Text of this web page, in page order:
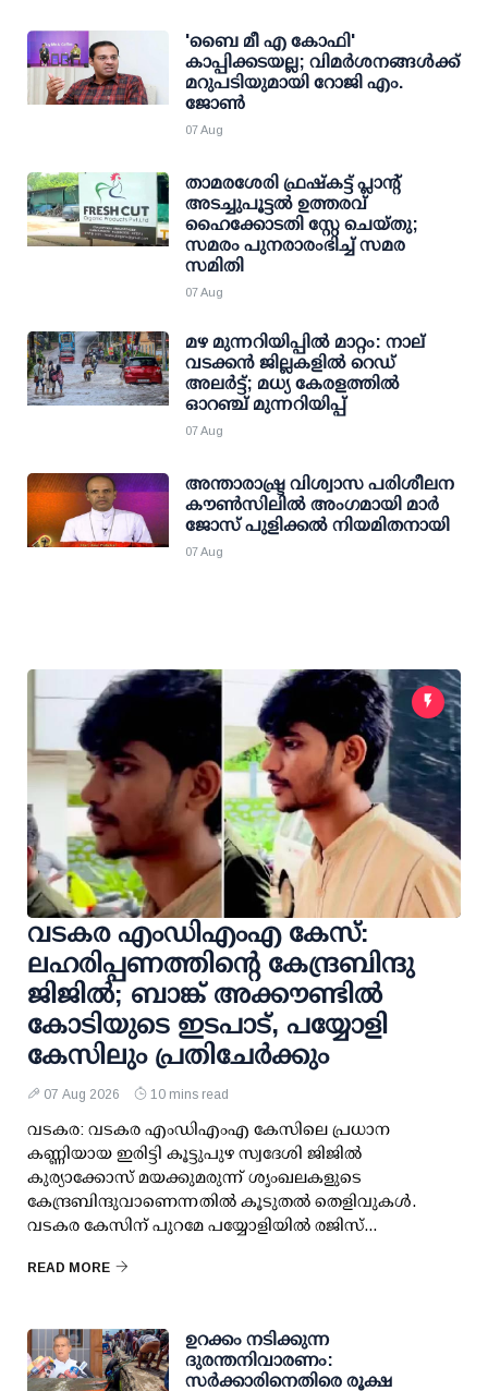
'ബൈ മീ എ കോഫി'
കാപ്പിക്കടയല്ല; വിമര്‍ശനങ്ങള്‍ക്ക്
മറുപടിയുമായി റോജി എം.
ജോണ്‍
07 Aug
താമരശേരി ഫ്രഷ്കട്ട് പ്ലാന്റ്
അടച്ചുപൂട്ടൽ ഉത്തരവ്
ഹൈക്കോടതി സ്റ്റേ ചെയ്തു;
സമരം പുനരാരംഭിച്ച് സമര
സമിതി
07 Aug
മഴ മുന്നറിയിപ്പില്‍ മാറ്റം: നാല്
വടക്കന്‍ ജില്ലകളില്‍ റെഡ്
അലര്‍ട്ട്; മധ്യ കേരളത്തില്‍
ഓറഞ്ച് മുന്നറിയിപ്പ്
07 Aug
അന്താരാഷ്ട്ര വിശ്വാസ പരിശീലന
കൗണ്‍സിലില്‍ അംഗമായി മാര്‍
ജോസ് പുളിക്കല്‍ നിയമിതനായി
07 Aug
വടകര എംഡിഎംഎ കേസ്:
ലഹരിപ്പണത്തിന്റെ കേന്ദ്രബിന്ദു
ജിജില്‍; ബാങ്ക് അക്കൗണ്ടില്‍
കോടിയുടെ ഇടപാട്, പയ്യോളി
കേസിലും പ്രതിചേര്‍ക്കും
07 Aug 2026 10 mins read
വടകര: വടകര എംഡിഎംഎ കേസിലെ പ്രധാന
കണ്ണിയായ ഇരിട്ടി കൂട്ടുപുഴ സ്വദേശി ജിജില്‍
കുര്യാക്കോസ് മയക്കുമരുന്ന് ശൃംഖലകളുടെ
കേന്ദ്രബിന്ദുവാണെന്നതില്‍ കൂടുതല്‍ തെളിവുകള്‍.
വടകര കേസിന് പുറമേ പയ്യോളിയില്‍ രജിസ്...
READ MORE
ഉറക്കം നടിക്കുന്ന
ദുരന്തനിവാരണം:
സര്‍ക്കാരിനെതിരെ രൂക്ഷ